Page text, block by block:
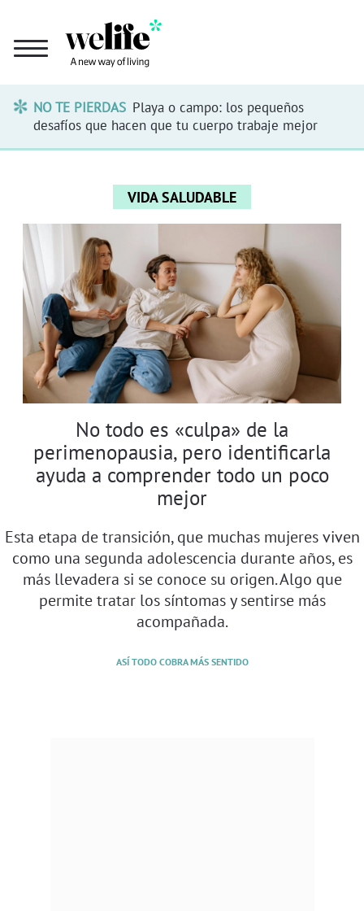
NO TE PIERDAS Playa o campo: los pequeños
desafíos que hacen que tu cuerpo trabaje mejor
VIDA SALUDABLE
No todo es «culpa» de la
perimenopausia, pero identificarla
ayuda a comprender todo un poco
mejor
Esta etapa de transición, que muchas mujeres viven
como una segunda adolescencia durante años, es
más llevadera si se conoce su origen. Algo que
permite tratar los síntomas y sentirse más
acompañada.
ASÍ TODO COBRA MÁS SENTIDO